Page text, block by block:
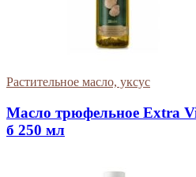
Растительное масло, уксус
Масло трюфельное Extra
б 250 мл